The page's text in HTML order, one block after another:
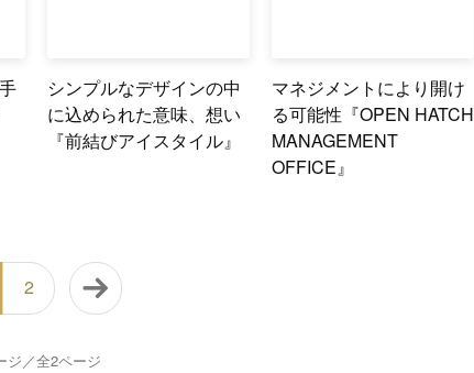
シンプルなデザインの中
に込められた意味、想い
『前結びアイスタイル』
マネジメントにより開け
る可能性『OPEN HATCH
MANAGEMENT
OFFICE』
2
ジ／全2ページ